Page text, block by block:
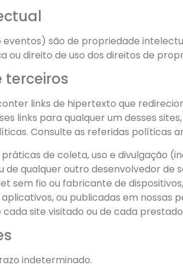
são de propriedade
ou direito de uso dos direitos de
terceiros
links de hipertexto que
links para qualquer um desses
Consulte as referidas políticas
de coleta, uso e divulgação
de qualquer outro desenvolvedor
sem fio ou fabricante de
ou publicadas em
site visitado ou de cada
indeterminado.